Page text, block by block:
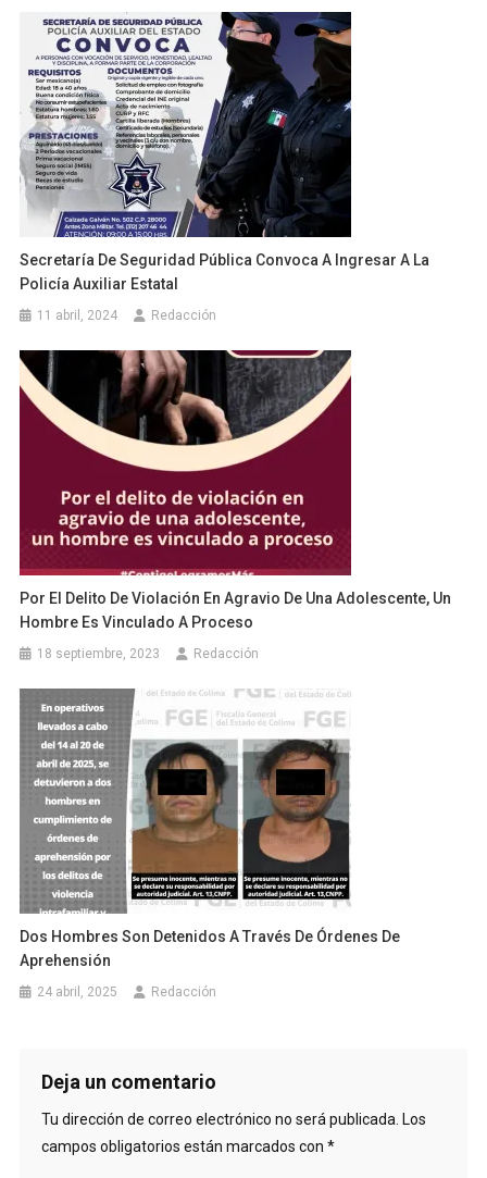
Secretaría De Seguridad Pública Convoca A Ingresar A La
Policía Auxiliar Estatal
11 abril, 2024 Redacción
Por El Delito De Violación En Agravio De Una Adolescente, Un
Hombre Es Vinculado A Proceso
18 septiembre, 2023 Redacción
Dos Hombres Son Detenidos A Través De Órdenes De
Aprehensión
24 abril, 2025 Redacción
Deja un comentario
Tu dirección de correo electrónico no será publicada. Los
campos obligatorios están marcados con *